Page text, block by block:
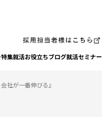
特集就活お役⽴ちブログ就活セミナー
社が一番伸びる』